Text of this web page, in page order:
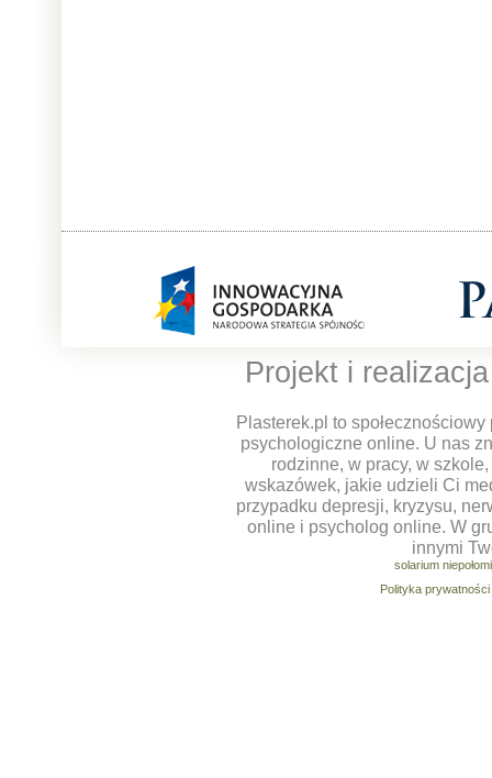
Projekt i
Plasterek.pl to
psychologiczne online. U nas
rodzinne, w pracy, w
wskazówek, jakie udzieli Ci
przypadku depresji, kryzysu,
online i psycholog online. W
innymi
solarium
Polityka prywatności